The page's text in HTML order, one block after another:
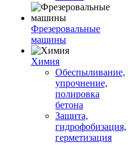
Фрезеровальные
машины
Химия
Обеспыливание,
упрочнение,
полировка
бетона
Защита,
гидрофобизация,
герметизация